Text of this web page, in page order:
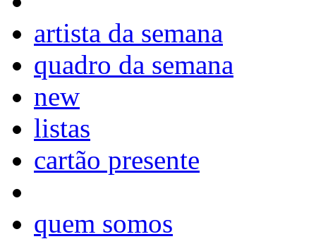
artista da semana
quadro da semana
new
listas
cartão presente
quem somos